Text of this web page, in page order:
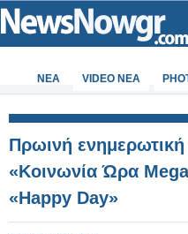
ΝΕΑ VIDEO NEA
Πρωινή
«Κοινωνία Ώρα
«Happy Day»